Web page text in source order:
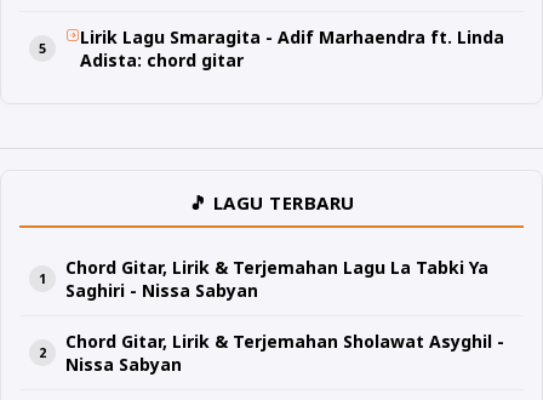
Lirik Lagu Smaragita - Adif Marhaendra ft. Linda
Adista: chord gitar
🎵 LAGU TERBARU
Chord Gitar, Lirik & Terjemahan Lagu La Tabki Ya
Saghiri - Nissa Sabyan
Chord Gitar, Lirik & Terjemahan Sholawat Asyghil -
Nissa Sabyan